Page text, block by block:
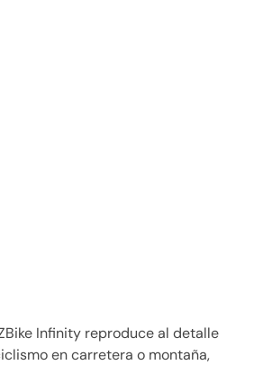
Infinity reproduce al detalle
en carretera o montaña,